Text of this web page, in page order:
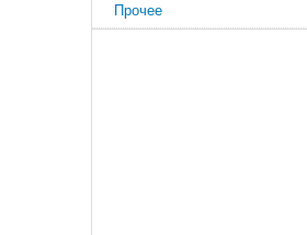
Прочее